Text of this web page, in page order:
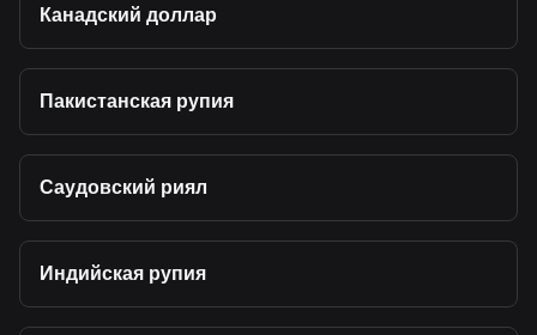
Канадский доллар
Пакистанская рупия
Саудовский риял
Индийская рупия